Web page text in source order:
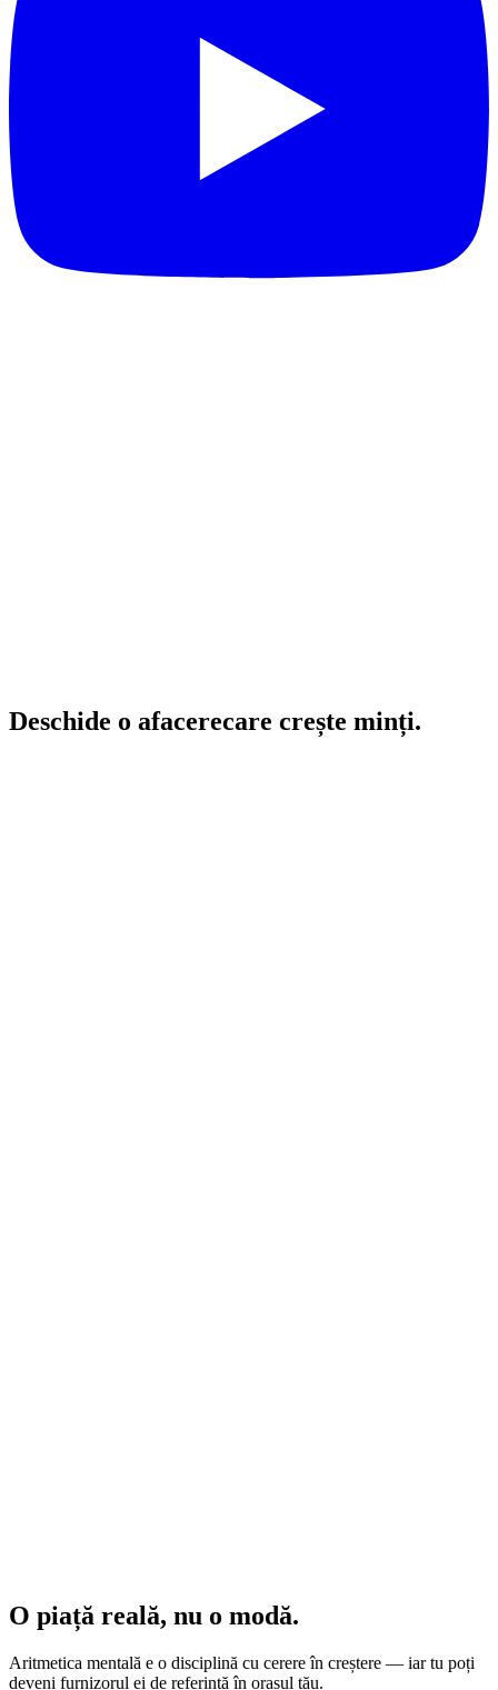
Deschide o afacerecare crește minți.
O piață reală, nu o modă.
Aritmetica mentală e o disciplină cu cerere în creștere — iar tu poți
deveni furnizorul ei de referință în orașul tău.